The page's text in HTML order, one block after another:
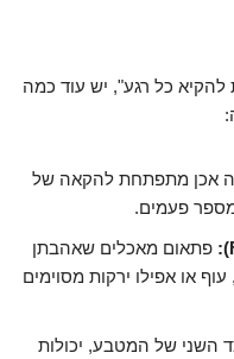
כל רגע", יש עוד כמה
אכן מתפתחת להקאה של
פעמים.
פתאום מאכלים שאהבתן
או אפילו ירקות מסוימים
השני של המטבע, יכולות